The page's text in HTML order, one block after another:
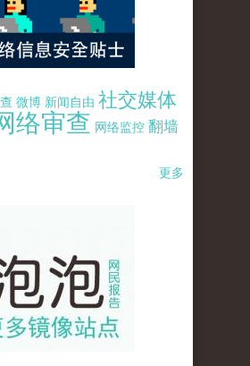
微博 新闻自由 社交媒体
络审查 网络监控 翻墙
更多
mirror-site-120814.jpg